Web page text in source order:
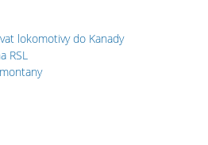
lokomotivy do Kanady
RSL